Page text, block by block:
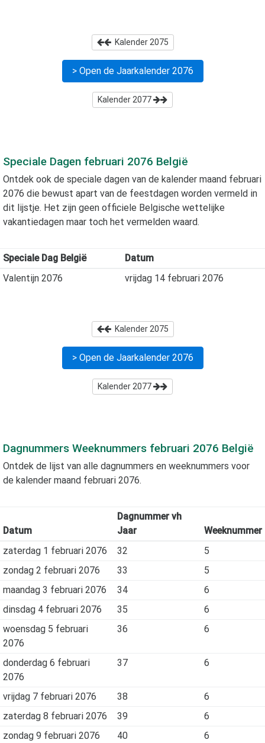
Kalender 2075
> Open de Jaarkalender 2076
Kalender 2077
Speciale Dagen februari 2076 België
Ontdek ook de speciale dagen van de kalender maand februari
2076 die bewust apart van de feestdagen worden vermeld in
dit lijstje. Het zijn geen officiele Belgische wettelijke
vakantiedagen maar toch het vermelden waard.
Speciale Dag België
Datum
Valentijn 2076
vrijdag 14 februari 2076
Kalender 2075
> Open de Jaarkalender 2076
Kalender 2077
Dagnummers Weeknummers februari 2076 België
Ontdek de lijst van alle dagnummers en weeknummers voor
de kalender maand februari 2076.
Datum
Dagnummer vh
Jaar
Weeknummer
zaterdag 1 februari 2076
32
5
zondag 2 februari 2076
33
5
maandag 3 februari 2076
34
6
dinsdag 4 februari 2076
35
6
woensdag 5 februari
2076
36 6
donderdag 6 februari
2076
37 6
vrijdag 7 februari 2076 38
6
zaterdag 8 februari 2076
39
6
zondag 9 februari 2076
40
6